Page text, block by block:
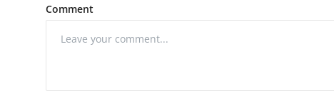
Comment